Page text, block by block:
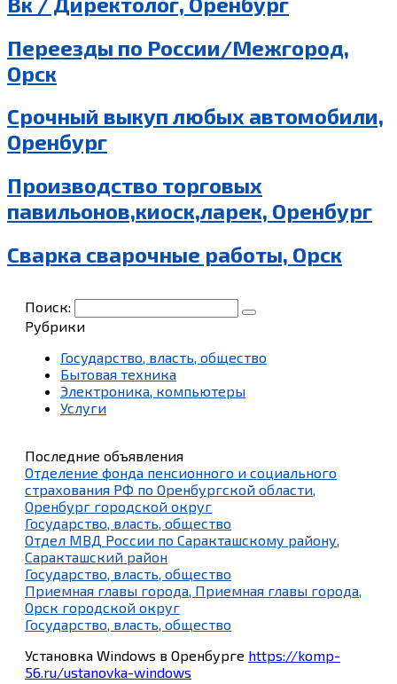
Переезды по России/Межгород,
Орск
Срочный выкуп любых автомобили,
Оренбург
Производство торговых
павильонов,киоск,ларек, Оренбург
Сварка сварочные работы, Орск
Поиск:
Рубрики
Государство, власть, общество
Бытовая техника
Электроника, компьютеры
Услуги
Последние объявления
Отделение фонда пенсионного и социального
страхования РФ по Оренбургской области,
Оренбург городской округ
Государство, власть, общество
Отдел МВД России по Саракташскому району,
Саракташский район
Государство, власть, общество
Приемная главы города, Приемная главы города,
Орск городской округ
Государство, власть, общество
Установка Windows в Оренбурге https://komp-
56.ru/ustanovka-windows